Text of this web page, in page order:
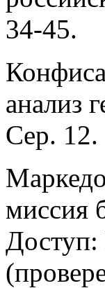
34-45.
анализ
Сер.
миссия